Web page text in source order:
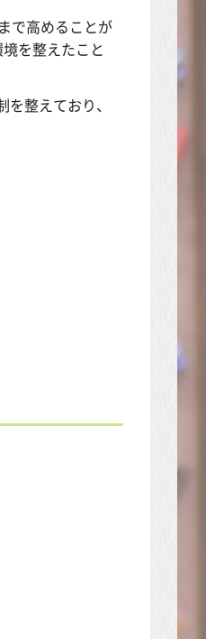
で高めることが
を整えたこと
整えており、